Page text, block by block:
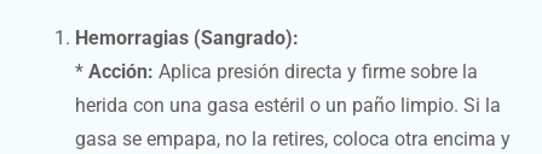
Hemorragias (Sangrado):
*Acción: Aplica presión directa y firme sobre la
herida con una gasa estéril o un paño limpio. Si la
gasa se empapa, no la retires, coloca otra encima y